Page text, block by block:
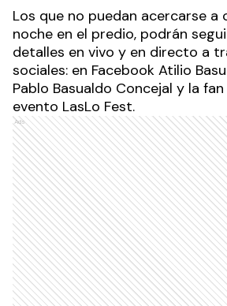
Los que no puedan acercarse a
noche en el predio, podrán
detalles en vivo y en directo a
sociales: en Facebook Atilio
Pablo Basualdo Concejal y la
evento LasLo Fest.
Ads